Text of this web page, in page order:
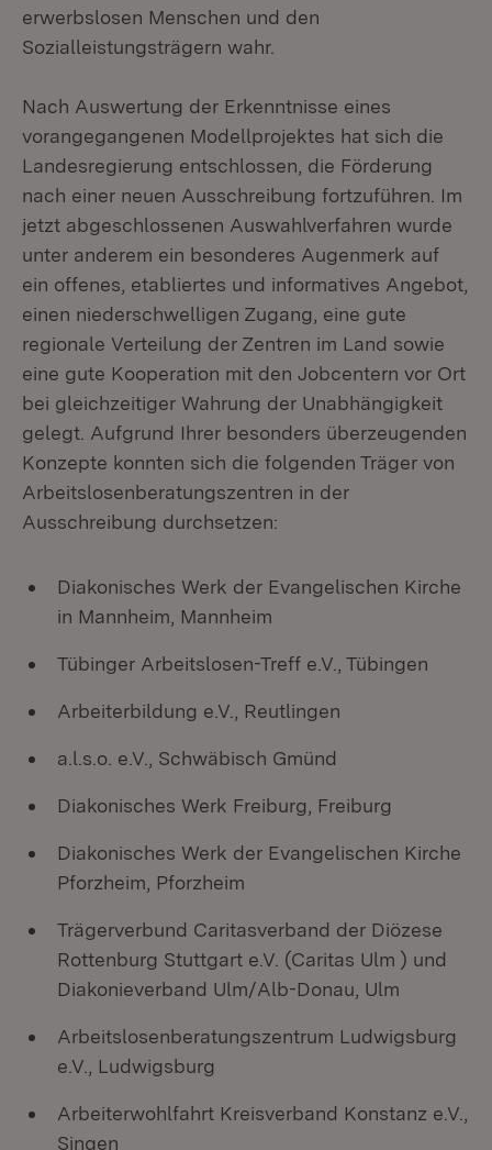
erwerbslosen Menschen und den
Sozialleistungsträgern wahr.
Nach Auswertung der Erkenntnisse eines
vorangegangenen Modellprojektes hat sich die
Landesregierung entschlossen, die Förderung
nach einer neuen Ausschreibung fortzuführen. Im
jetzt abgeschlossenen Auswahlverfahren wurde
unter anderem ein besonderes Augenmerk auf
ein offenes, etabliertes und informatives Angebot,
einen niederschwelligen Zugang, eine gute
regionale Verteilung der Zentren im Land sowie
eine gute Kooperation mit den Jobcentern vor Ort
bei gleichzeitiger Wahrung der Unabhängigkeit
gelegt. Aufgrund Ihrer besonders überzeugenden
Konzepte konnten sich die folgenden Träger von
Arbeitslosenberatungszentren in der
Ausschreibung durchsetzen:
Diakonisches Werk der Evangelischen Kirche
in Mannheim, Mannheim
Tübinger Arbeitslosen-Treff e.V., Tübingen
Arbeiterbildung e.V., Reutlingen
a.l.s.o. e.V., Schwäbisch Gmünd
Diakonisches Werk Freiburg, Freiburg
Diakonisches Werk der Evangelischen Kirche
Pforzheim, Pforzheim
Trägerverbund Caritasverband der Diözese
Rottenburg Stuttgart e.V. (Caritas Ulm ) und
Diakonieverband Ulm/Alb-Donau, Ulm
Arbeitslosenberatungszentrum Ludwigsburg
e.V., Ludwigsburg
Arbeiterwohlfahrt Kreisverband Konstanz e.V.,
Singen